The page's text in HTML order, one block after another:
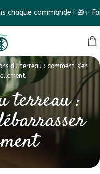
commande ! 🎁✨ Faites le
du terreau : comment s’en
terreau :